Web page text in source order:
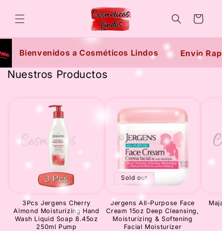
content
Cart
Bienvenidos a Cosméticos Lindos Envio
Nuestros Productos
3Pcs Jergens Cherry
Almond Moisturizing Hand
Wash Liquid Soap 8.45oz
250ml Pump
Sold out
Jergens All-Purpose Face
Cream 15oz Deep Cleansing,
Moisturizing & Softening
Facial Moisturizer